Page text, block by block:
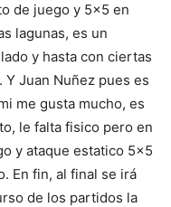
de juego y 5×5 en
lagunas, es un
y hasta con ciertas
Juan Nuñez pues es
me gusta mucho, es
le falta fisico pero en
y ataque estatico 5×5
En fin, al final se irá
de los partidos la